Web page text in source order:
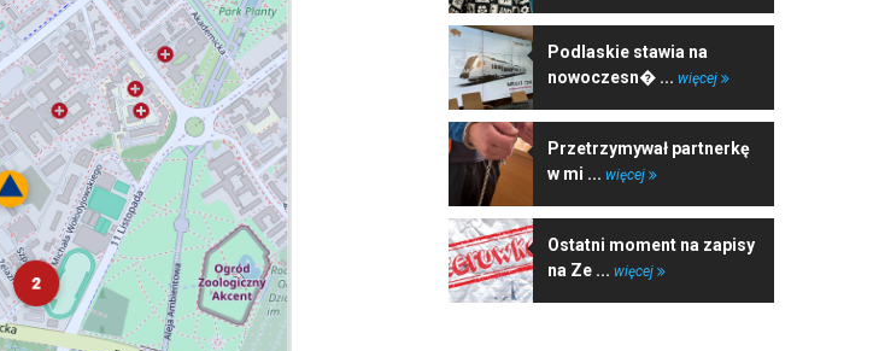
Podlaskie stawia na
nowoczesn� ... więcej
Przetrzymywał partnerkę
w mi ... więcej
Ostatni moment na zapisy
na Ze ... więcej